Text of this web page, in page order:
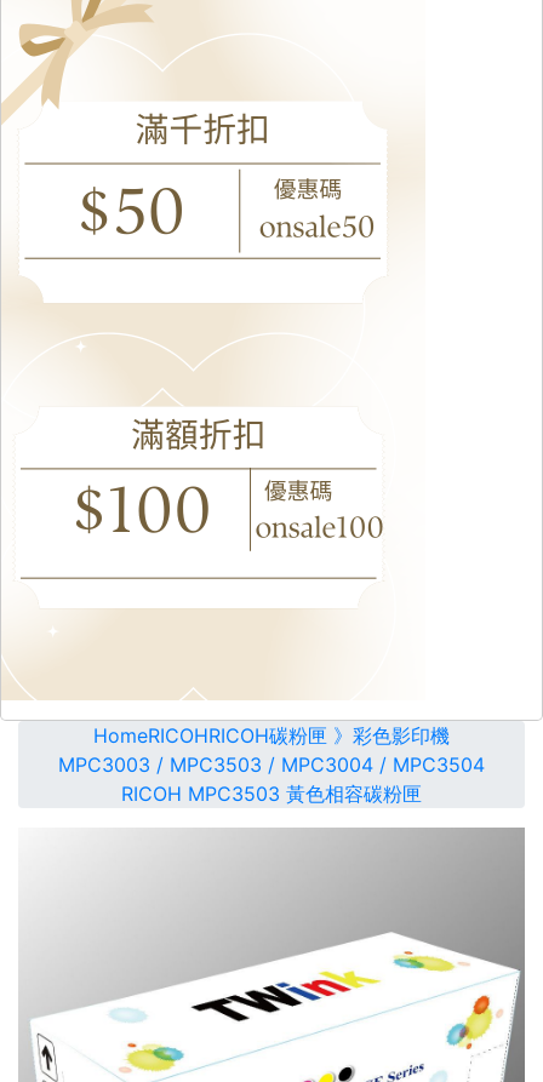
HomeRICOHRICOH碳粉匣 》彩色影印機
MPC3003 / MPC3503 / MPC3004 / MPC3504
RICOH MPC3503 黃色相容碳粉匣